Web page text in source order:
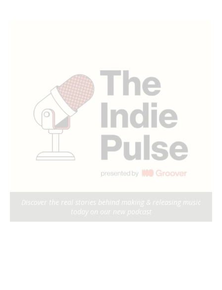
Discover the real stories behind making & releasing music
today on our new podcast